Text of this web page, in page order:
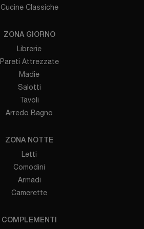
Cucine Classiche
ZONA GIORNO
Librerie
Pareti Attrezzate
Madie
Salotti
Tavoli
Arredo Bagno
ZONA NOTTE
Letti
Comodini
Armadi
Camerette
COMPLEMENTI